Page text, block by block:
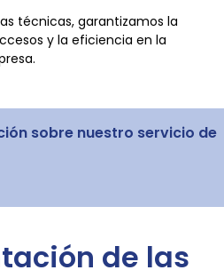
técnicas, garantizamos la
y la eficiencia en la
sobre nuestro servicio de
de las